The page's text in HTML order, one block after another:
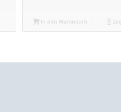
In den Warenkorb